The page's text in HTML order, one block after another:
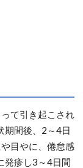
て引き起こされ
期間後、2～4日
目やに、倦怠感
発疹し3～4日間